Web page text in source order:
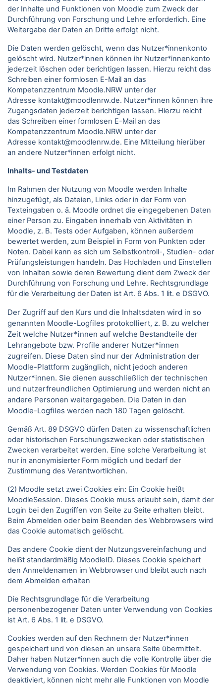
der Inhalte und Funktionen von Moodle zum Zweck der
Durchführung von Forschung und Lehre erforderlich. Eine
Weitergabe der Daten an Dritte erfolgt nicht.
Die Daten werden gelöscht, wenn das Nutzer*innenkonto
gelöscht wird. Nutzer*innen können ihr Nutzer*innenkonto
jederzeit löschen oder berichtigen lassen. Hierzu reicht das
Schreiben einer formlosen E-Mail an das
Kompetenzzentrum Moodle.NRW unter der
Adresse kontakt@moodlenrw.de. Nutzer*innen können ihre
Zugangsdaten jederzeit berichtigen lassen. Hierzu reicht
das Schreiben einer formlosen E-Mail an das
Kompetenzzentrum Moodle.NRW unter der
Adresse kontakt@moodlenrw.de. Eine Mitteilung hierüber
an andere Nutzer*innen erfolgt nicht.
Inhalts- und Testdaten
Im Rahmen der Nutzung von Moodle werden Inhalte
hinzugefügt, als Dateien, Links oder in der Form von
Texteingaben o. ä. Moodle ordnet die eingegebenen Daten
einer Person zu. Eingaben innerhalb von Aktivitäten in
Moodle, z. B. Tests oder Aufgaben, können außerdem
bewertet werden, zum Beispiel in Form von Punkten oder
Noten. Dabei kann es sich um Selbstkontroll-, Studien- oder
Prüfungsleistungen handeln. Das Hochladen und Einstellen
von Inhalten sowie deren Bewertung dient dem Zweck der
Durchführung von Forschung und Lehre. Rechtsgrundlage
für die Verarbeitung der Daten ist Art. 6 Abs. 1 lit. e DSGVO.
Der Zugriff auf den Kurs und die Inhaltsdaten wird in so
genannten Moodle-Logfiles protokolliert, z. B. zu welcher
Zeit welche Nutzer*innen auf welche Bestandteile der
Lehrangebote bzw. Profile anderer Nutzer*innen
zugreifen. Diese Daten sind nur der Administration der
Moodle-Plattform zugänglich, nicht jedoch anderen
Nutzer*innen. Sie dienen ausschließlich der technischen
und nutzerfreundlichen Optimierung und werden nicht an
andere Personen weitergegeben. Die Daten in den
Moodle-Logfiles werden nach 180 Tagen gelöscht.
Gemäß Art. 89 DSGVO dürfen Daten zu wissenschaftlichen
oder historischen Forschungszwecken oder statistischen
Zwecken verarbeitet werden. Eine solche Verarbeitung ist
nur in anonymisierter Form möglich und bedarf der
Zustimmung des Verantwortlichen.
(2) Moodle setzt zwei Cookies ein: Ein Cookie heißt
MoodleSession. Dieses Cookie muss erlaubt sein, damit der
Login bei den Zugriffen von Seite zu Seite erhalten bleibt.
Beim Abmelden oder beim Beenden des Webbrowsers wird
das Cookie automatisch gelöscht.
Das andere Cookie dient der Nutzungsvereinfachung und
heißt standardmäßig MoodleID. Dieses Cookie speichert
den Anmeldenamen im Webbrowser und bleibt auch nach
dem Abmelden erhalten
Die Rechtsgrundlage für die Verarbeitung
personenbezogener Daten unter Verwendung von Cookies
ist Art. 6 Abs. 1 lit. e DSGVO.
Cookies werden auf den Rechnern der Nutzer*innen
gespeichert und von diesen an unsere Seite übermittelt.
Daher haben Nutzer*innen auch die volle Kontrolle über die
Verwendung von Cookies. Werden Cookies für Moodle
deaktiviert, können nicht mehr alle Funktionen von Moodle